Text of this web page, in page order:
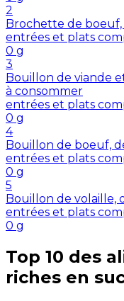
2
Brochette de
entrées et plats
0 g
3
Bouillon de viande
à consommer
entrées et plats
0 g
4
Bouillon de boeuf,
entrées et plats
0 g
5
Bouillon de volaille,
entrées et plats
0 g
Top 10 des
riches en